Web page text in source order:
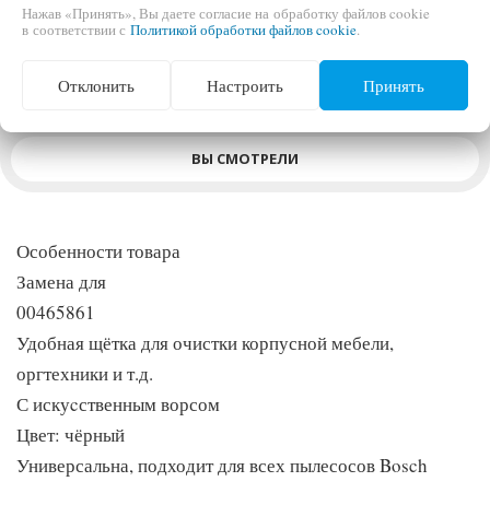
ВЫ СМОТРЕЛИ
Особенности товара
Замена для
00465861
Удобная щётка для очистки корпусной мебели,
оргтехники и т.д.
С искуcственным ворсом
Цвет: чёрный
Универсальна, подходит для всех пылесосов Bosch
Нажав «Принять», Вы даете согласие на обработку файлов cookie
в соответствии с Политикой обработки файлов cookie.
Отклонить Настроить Принять